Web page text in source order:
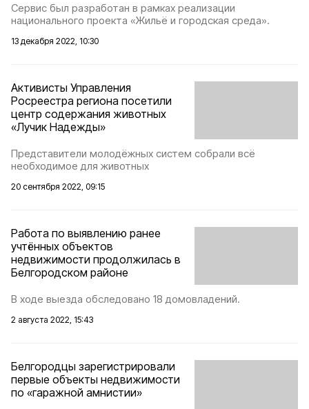
Сервис был разработан в рамках реализации
национального проекта «Жильё и городская среда».
13 декабря 2022, 10:30
Активисты Управления
Росреестра региона посетили
центр содержания животных
«Лучик Надежды»
Представители молодёжных систем собрали всё
необходимое для животных
20 сентября 2022, 09:15
Работа по выявлению ранее
учтённых объектов
недвижимости продолжилась в
Белгородском районе
В ходе выезда обследовано 18 домовладений.
2 августа 2022, 15:43
Белгородцы зарегистрировали
первые объекты недвижимости
по «гаражной амнистии»